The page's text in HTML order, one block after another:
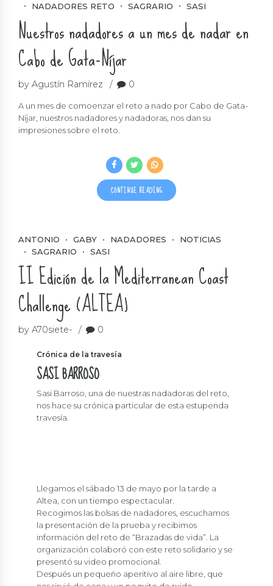
NADADORES RETO
SAGRARIO SASI
Nuestros nadadores a un mes de nadar en
Cabo de Gata-Níjar
by Agustín Ramírez 0
A un mes de comoenzar el reto a nado por Cabo de Gata-
Níjar, nuestros nadadores y nadadoras, nos dan su
impresiones sobre el reto.
CONTINUE READING
ANTONIO GABY NADADORES
NOTICIAS
SAGRARIO
SASI
II Edición de la Mediterranean Coast
Challenge (ALTEA)
by A70siete- 0
Crónica de la travesía
SASI BARROSO
Sasi Barroso, una de nuestras nadadoras del reto,
nos hace su crónica particular de esta estupenda
travesía.
Llegamos el sábado 13 de mayo por la tarde a
Altea, con un tiempo espectacular.
Recogimos las bolsas de nadadores, escuchamos
la presentación de la prueba y recibimos
información del reto de “Brazadas de vida”. La
organización colaboró con este reto solidario y se
presentó su video promocional.
Después un pequeño aperitivo al aire libre, que